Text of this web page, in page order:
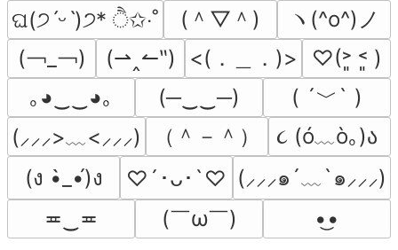
ଘ(੭ˊᵕˋ)੭* ੈ✩‧˚
(＾▽＾)
ヽ(^o^)ノ
(￢_￢)
(⇀‸↼‶) <(．＿．)>
♡(˃͈ ˂͈ )
｡◕‿‿◕｡
(─‿‿─)
( ´﹀` )
(⸝⸝⸝>﹏<⸝⸝⸝)
（＾－＾）
૮ (ó﹏ò｡)ა
(ง •̀_•́)ง
♡´･ᴗ･`♡ (⸝⸝⸝๑´﹏`๑⸝⸝⸝)
≖‿≖
(￣ω￣﻿) •͜•